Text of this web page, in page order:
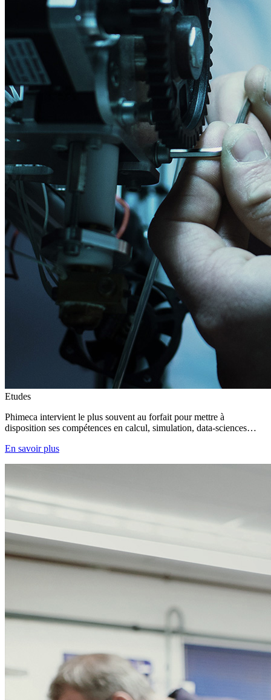
Etudes
Phimeca intervient le plus souvent au forfait pour mettre à
disposition ses compétences en calcul, simulation, data-sciences…
En savoir plus